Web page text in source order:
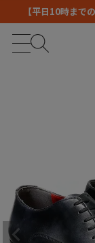
【平日10時まで